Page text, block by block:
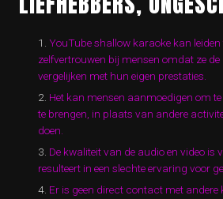
YouTube shallow karaoke kan
zelfvertrouwen bij mensen omdat ze
vergelijken met hun eigen prestaties.
Het kan mensen aanmoedigen om
te brengen, in plaats van andere
doen.
De kwaliteit van de audio en video is
resulteert in een slechte ervaring voor
Er is geen direct contact met andere